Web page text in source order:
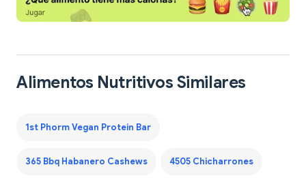
Alimentos Nutritivos Similares
1st Phorm Vegan Protein Bar
365 Bbq Habanero Cashews 4505 Chicharrones